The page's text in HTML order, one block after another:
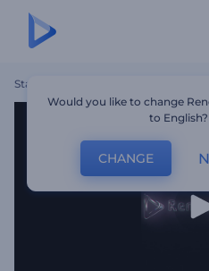
Startseite
Would you like to change
to English?
CHANGE